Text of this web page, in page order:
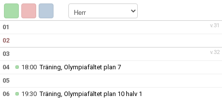
TRUPPEN
BILDGALLERI
KONTAKT
v.31
01
02
v.32
03
04
18:00Träning, Olympiafältet plan 7
05
06
19:30Träning, Olympiafältet plan 10 halv 1